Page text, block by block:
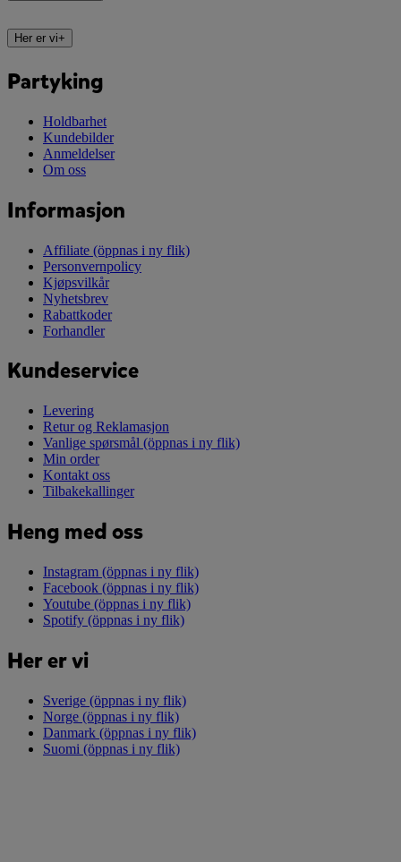
Her er vi+
Partyking
Holdbarhet
Kundebilder
Anmeldelser
Om oss
Informasjon
Affiliate (öppnas i ny flik)
Personvernpolicy
Kjøpsvilkår
Nyhetsbrev
Rabattkoder
Forhandler
Kundeservice
Levering
Retur og Reklamasjon
Vanlige spørsmål (öppnas i ny flik)
Min order
Kontakt oss
Tilbakekallinger
Heng med oss
Instagram (öppnas i ny flik)
Facebook (öppnas i ny flik)
Youtube (öppnas i ny flik)
Spotify (öppnas i ny flik)
Her er vi
Sverige (öppnas i ny flik)
Norge (öppnas i ny flik)
Danmark (öppnas i ny flik)
Suomi (öppnas i ny flik)